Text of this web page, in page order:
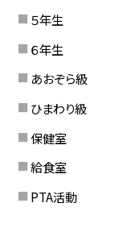
５年生
６年生
あおぞら級
ひまわり級
保健室
給食室
PTA活動